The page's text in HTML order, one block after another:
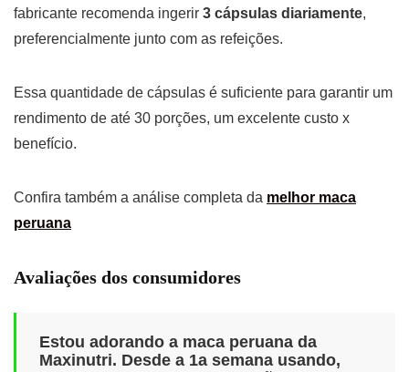
fabricante recomenda ingerir 3 cápsulas diariamente,
preferencialmente junto com as refeições.
Essa quantidade de cápsulas é suficiente para garantir um
rendimento de até 30 porções, um excelente custo x
benefício.
Confira também a análise completa da melhor maca
peruana
Avaliações dos consumidores
Estou adorando a maca peruana da
Maxinutri. Desde a 1a semana usando,